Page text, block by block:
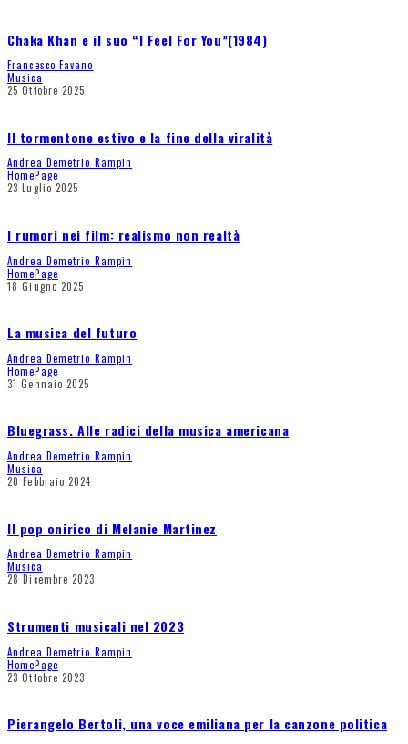
Chaka Khan e il suo “I Feel For You”(1984)
Francesco Favano
Musica
25 Ottobre 2025
Il tormentone estivo e la fine della viralità
Andrea Demetrio Rampin
HomePage
23 Luglio 2025
I rumori nei film: realismo non realtà
Andrea Demetrio Rampin
HomePage
18 Giugno 2025
La musica del futuro
Andrea Demetrio Rampin
HomePage
31 Gennaio 2025
Bluegrass. Alle radici della musica americana
Andrea Demetrio Rampin
Musica
20 Febbraio 2024
Il pop onirico di Melanie Martinez
Andrea Demetrio Rampin
Musica
28 Dicembre 2023
Strumenti musicali nel 2023
Andrea Demetrio Rampin
HomePage
23 Ottobre 2023
Pierangelo Bertoli, una voce emiliana per la canzone politica